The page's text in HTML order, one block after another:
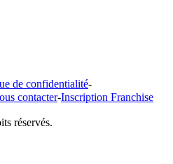
de confidentialité-
contacter-Inscription Franchise
réservés.